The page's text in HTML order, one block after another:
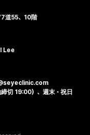
道55、10階
Lee
切 19:00）、週末・祝日